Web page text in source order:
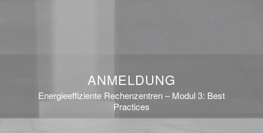
ANMELDUNG
Energieeffiziente Rechenzentren – Modul 3: Best
Practices